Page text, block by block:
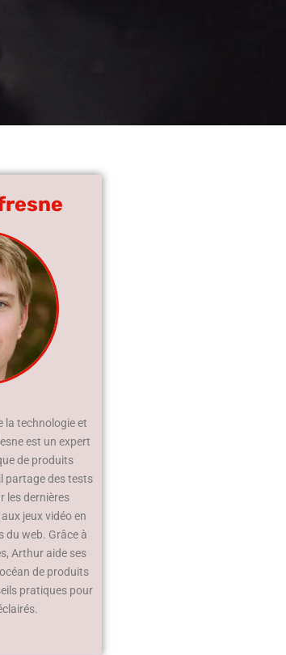
la technologie et
est un expert
de produits
partage des tests
les dernières
jeux vidéo en
du web. Grâce à
Arthur aide ses
de produits
pratiques pour